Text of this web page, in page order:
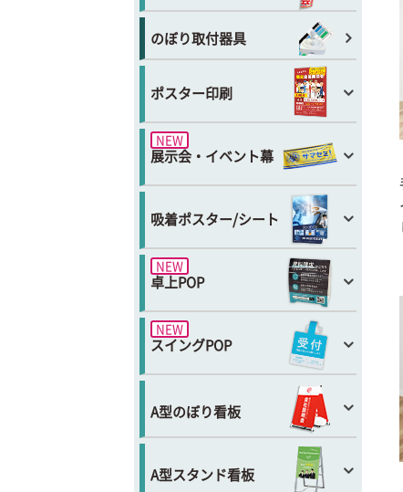
のぼり取付器具
ポスター印刷
NEW
展示会・イベント幕
吸着ポスター/シート
NEW
卓上POP
NEW
スイングPOP
A型のぼり看板
A型スタンド看板